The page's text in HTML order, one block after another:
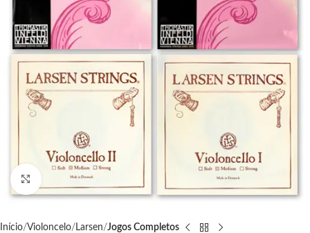
Click to enlarge
Início Violoncelo Larsen Jogos Completos